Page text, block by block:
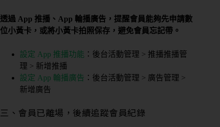
透過 App 推播、App 輪播廣告，提醒會員能夠先申請數
位小黃卡，或將小黃卡拍照保存，避免會員忘記帶。
設定 App 推播功能 ：後台活動管理 > 推播推播管
理 > 新增推播
設定 App 輪播廣告 ：後台活動管理 > 廣告管理 >
新增廣告
三、會員已離場，後續追蹤會員紀錄
管
元
流